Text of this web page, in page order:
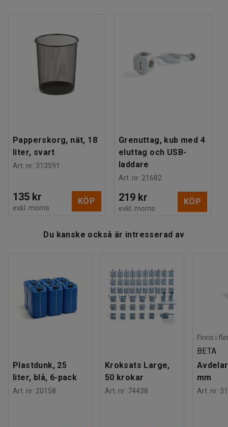
Papperskorg, nät, 18
liter, svart
Art. nr: 313591
135 kr
exkl. moms
KÖP
Grenuttag, kub med 4
eluttag och USB-
laddare
Art. nr: 21682
219 kr
exkl. moms
KÖP
Du kanske också är intresserad av
Plastdunk, 25
liter, blå, 6-pack
Art. nr: 20158
Kroksats Large,
50 krokar
Art. nr: 74438
Finns i
BETA
mm
Art. nr: